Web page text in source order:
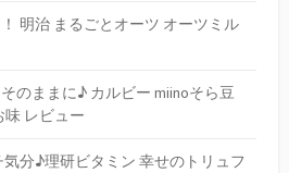
明治 まるごとオーツ オーツミル
のままに♪ カルビー miinoそら豆
味 レビュー
分♪理研ビタミン 幸せのトリュフ